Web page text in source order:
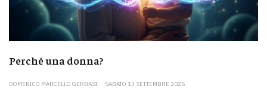
Perché una donna?
DOMENICO MARCELLO GERBASI SABATO 13 SETTEMBRE 2025